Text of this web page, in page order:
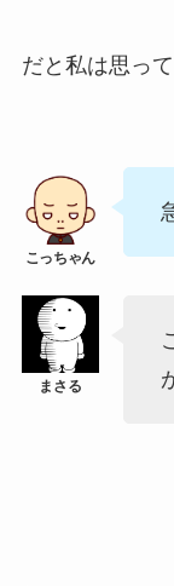
だと私は思って